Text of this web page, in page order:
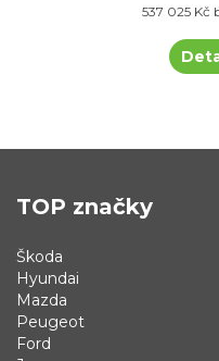
537 025 Kč
TOP značky
Škoda
Hyundai
Mazda
Peugeot
Ford